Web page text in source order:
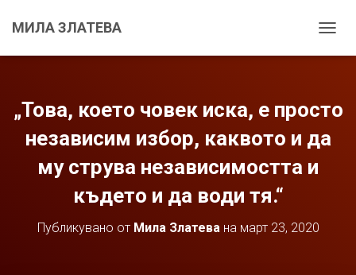
МИЛА ЗЛАТЕВА
Г
Н
Н
„Това, което човек иска, е просто
независим избор, каквото и да
му струва независимостта и
където и да води тя.“
Публикувано от Мила Златевана март 23, 2020